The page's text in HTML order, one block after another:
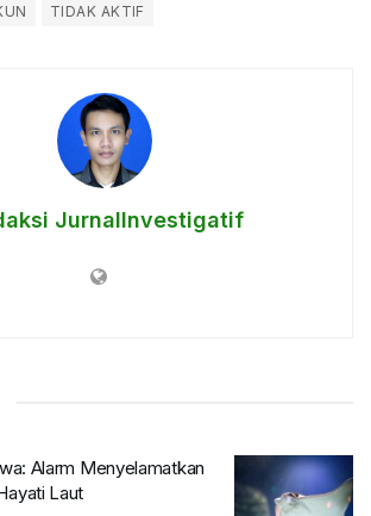
TIDAK AKTIF
JurnalInvestigatif
Alarm Menyelamatkan
Laut